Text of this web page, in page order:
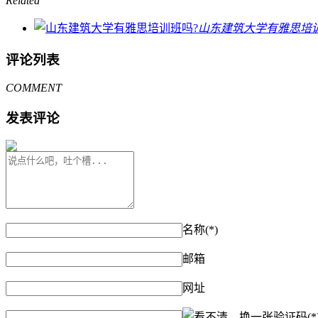
山东建筑大学有雅思培
评论列表
COMMENT
发表评论
名称(*)
邮箱
网址